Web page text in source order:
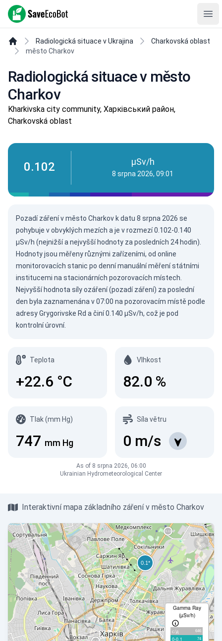
SaveEcoBot
Radiologická situace v Ukrajina
Charkovská oblast
město Charkov
Radiologická situace v město
Charkov
Kharkivska city community, Харківський район,
Charkovská oblast
0.102 µSv/h
8 srpna 2026, 09:01
Pozadí záření v město Charkov k datu 8 srpna 2026 se
pohybuje v obvyklých mezích a je v rozmezí 0.102-0.140
µSv/h (nejnižší a nejvyšší hodnoty za posledních 24 hodin).
Hodnoty jsou měřeny různými zařízeními, od online
monitorovacích stanic po denní manuální měření státními
institucemi na stacionárních pozorovacích místech.
Nejvyšší hodnota síly ozáření (pozadí záření) za poslední
den byla zaznamenána v 07:00 na pozorovacím místě podle
adresy Grygorivske Rd a činí 0.140 µSv/h, což je pod
kontrolní úrovní.
Teplota
+22.6 °C
Vlhkost
82.0 %
Tlak (mm Hg)
747 mm Hg
Síla větru
0 m/s
As of 8 srpna 2026, 06:00
Ukrainian Hydrometeorological Center
Interaktivní mapa základního záření v město Charkov
Gamma Ray
(µSv/h)
с/д 646
0-0.1 74